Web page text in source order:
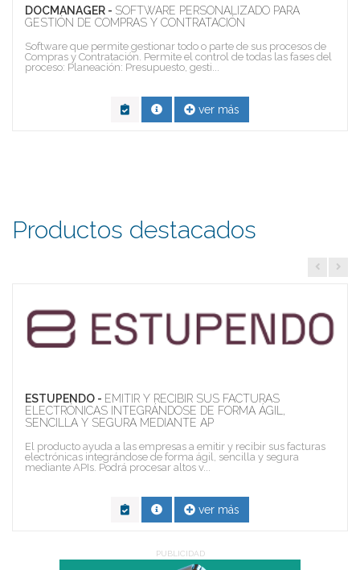
DOCMANAGER - SOFTWARE PERSONALIZADO PARA
GESTIÓN DE COMPRAS Y CONTRATACIÓN
Software que permite gestionar todo o parte de sus procesos de
Compras y Contratación. Permite el control de todas las fases del
proceso: Planeación: Presupuesto, gesti...
ver más
Productos destacados
ESTUPENDO - EMITIR Y RECIBIR SUS FACTURAS
ELECTRÓNICAS INTEGRÁNDOSE DE FORMA ÁGIL,
SENCILLA Y SEGURA MEDIANTE AP
El producto ayuda a las empresas a emitir y recibir sus facturas
electrónicas integrándose de forma ágil, sencilla y segura
mediante APIs. Podrá procesar altos v...
ver más
PUBLICIDAD